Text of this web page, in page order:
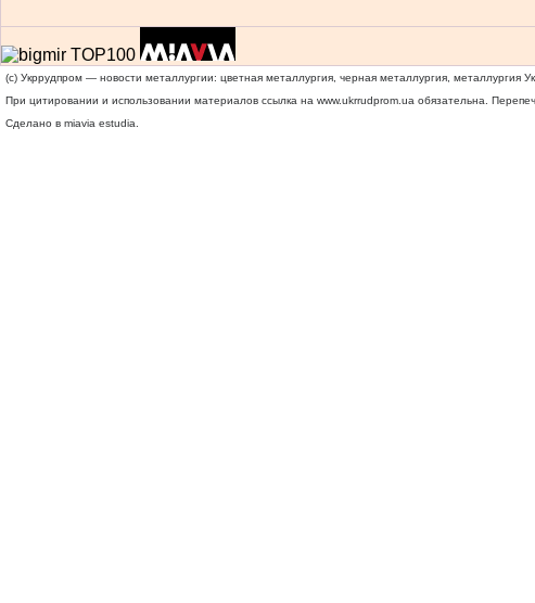
(c) Укррудпром — новости металлургии: цветная металлургия, черная металлургия, металлургия
При цитировании и использовании материалов ссылка на www.ukrrudprom.ua обязательна.
Сделано в miavia estudia.